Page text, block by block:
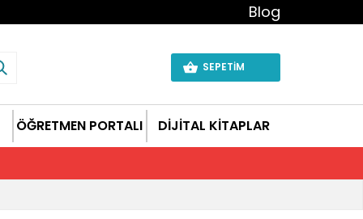
Blog
SEPETİM
ÖĞRETMEN PORTALI DİJİTAL KİTAPLAR